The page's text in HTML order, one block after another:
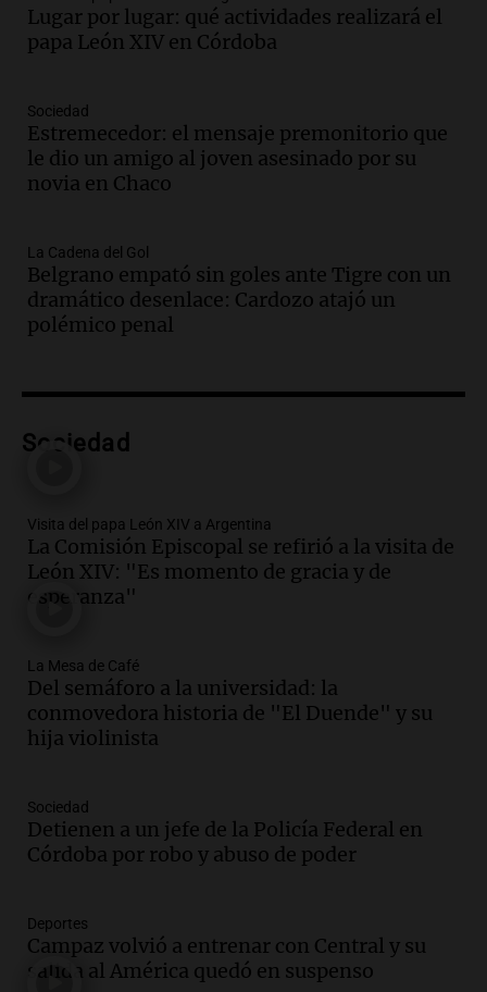
40% en la Unidad de Cuenta Municipal
para afrontar costos
Panorama Federal
Audio.
contra proyecto de inviolabilidad de la
propiedad privada
Panorama Federal
Audio. Ataque a balazos en Rafaela:
disparos contra una vivienda y vehículos
en los barrios Nogales
Panorama Federal
Episodios
descenso de temperatura en Rafaela
Panorama Federal
de fenómenos del superniño en el SEOM
el 7 de agosto
Panorama Federal
Episodios
conmovedora historia de "El Duende" y
su hija violinista
La Mesa de Café
Episodios
empresario Roberto Zagra en Tucumán
Panorama Federal
Episodios
del centro rosarino: "La gastronomía es
fundamental"
Noticias Rosario
Lugar por lugar: qué actividades realizará el
papa León XIV en Córdoba
Sociedad
Estremecedor: el mensaje premonitorio que
le dio un amigo al joven asesinado por su
novia en Chaco
La Cadena del Gol
Belgrano empató sin goles ante Tigre con un
dramático desenlace: Cardozo atajó un
polémico penal
Sociedad
Visita del papa León XIV a Argentina
La Comisión Episcopal se refirió a la visita de
León XIV: "Es momento de gracia y de
esperanza"
La Mesa de Café
Del semáforo a la universidad: la
conmovedora historia de "El Duende" y su
hija violinista
Sociedad
Detienen a un jefe de la Policía Federal en
Córdoba por robo y abuso de poder
Deportes
Campaz volvió a entrenar con Central y su
salida al América quedó en suspenso